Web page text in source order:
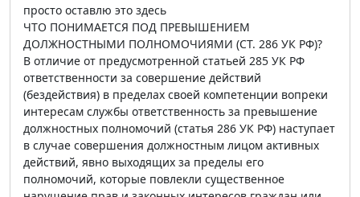
просто оставлю это здесь
ЧТО ПОНИМАЕТСЯ ПОД ПРЕВЫШЕНИЕМ
ДОЛЖНОСТНЫМИ ПОЛНОМОЧИЯМИ (СТ. 286 УК РФ)?
В отличие от предусмотренной статьей 285 УК РФ
ответственности за совершение действий
(бездействия) в пределах своей компетенции вопреки
интересам службы ответственность за превышение
должностных полномочий (статья 286 УК РФ) наступает
в случае совершения должностным лицом активных
действий, явно выходящих за пределы его
полномочий, которые повлекли существенное